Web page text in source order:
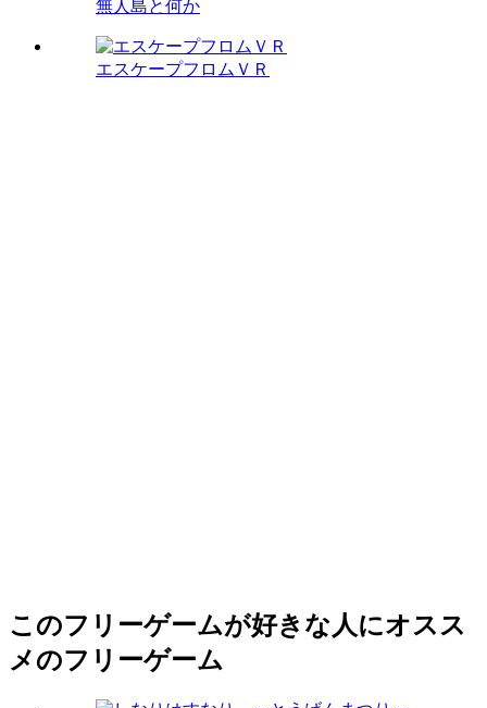
無人島と何か
エスケープフロムＶＲ
このフリーゲームが好きな人にオスス
メのフリーゲーム